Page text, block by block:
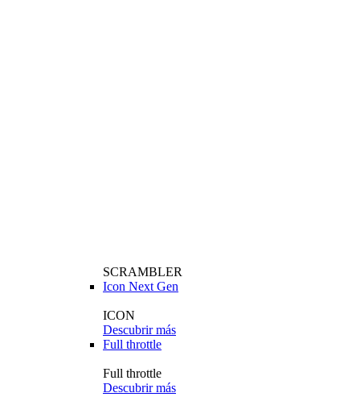
SCRAMBLER
Icon Next Gen
ICON
Descubrir más
Full throttle
Full throttle
Descubrir más